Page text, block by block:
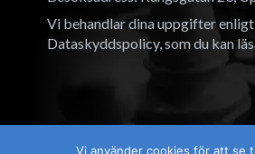
Vi behandlar dina uppgifter
Dataskyddspolicy, som du kan
Vi använder cookies för att se